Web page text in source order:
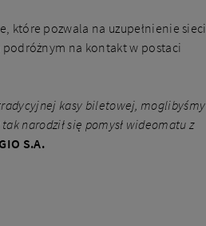
które pozwala na uzupełnienie sieci
na kontakt w postaci
kasy biletowej, moglibyśmy
narodził się pomysł wideomatu z
S.A.